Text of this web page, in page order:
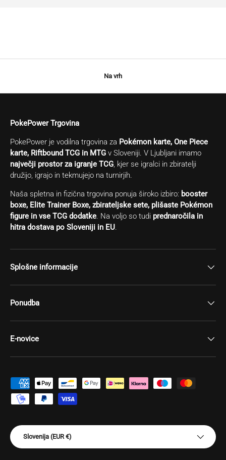
Na vrh
PokePower Trgovina
PokePower je vodilna trgovina za Pokémon karte, One Piece
karte, Riftbound TCG in MTG v Sloveniji. V Ljubljani imamo
največji prostor za igranje TCG , kjer se igralci in zbiratelji
družijo, igrajo in tekmujejo na turnirjih.
Naša spletna in fizična trgovina ponuja široko izbiro: booster
boxe, Elite Trainer Boxe, zbirateljske sete, plišaste Pokémon
figure in vse TCG dodatke . Na voljo so tudi prednaročila in
hitra dostava po Sloveniji in EU
Splošne informacije
Ponudba
E-novice
Način plačila sprejet
Država/regija
Slovenija (EUR €)